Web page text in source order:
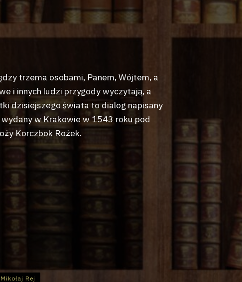
trzema osobami, Panem, Wójtem, a
i innych ludzi przygody wyczytają, a
dzisiejszego świata to dialog napisany
wydany w Krakowie w 1543 roku pod
Korczbok Rożek.
Mikołaj Rej